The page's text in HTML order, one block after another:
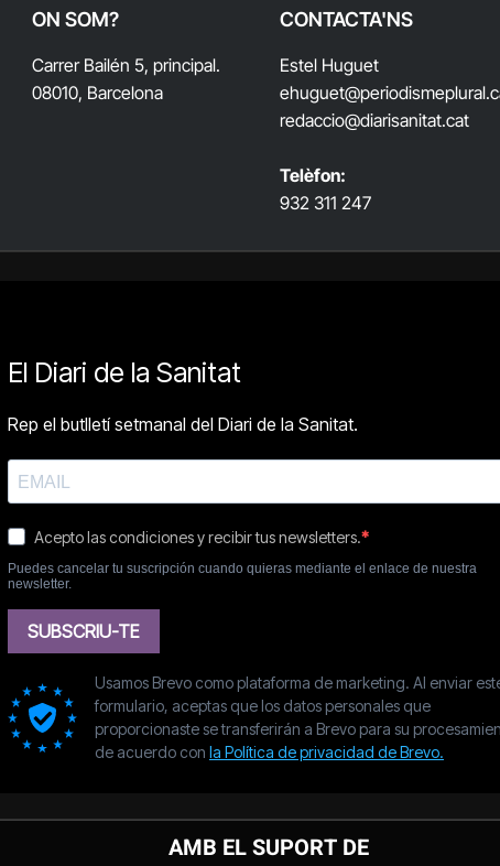
ON SOM?
Carrer Bailén 5, principal.
08010, Barcelona
CONTACTA'NS
Estel Huguet
ehuguet
redaccio@diarisanitat.cat
Telèfon:
932 311 247
AMB EL SUPORT DE